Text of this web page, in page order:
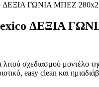
ΔΕΞΙΑ
σχεδιασμού μοντέλο
easy clean και